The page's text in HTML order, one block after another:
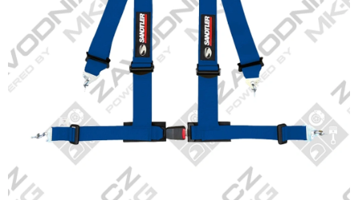
FANOUŠCI
Profil
firmy
Obchodní
podmínky
Doprava